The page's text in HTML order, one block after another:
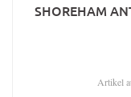
SHOREHAM
Artikel